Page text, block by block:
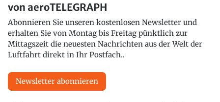
von aeroTELEGRAPH
Abonnieren Sie unseren kostenlosen Newsletter und
erhalten Sie von Montag bis Freitag pünktlich zur
Mittagszeit die neuesten Nachrichten aus der Welt der
Luftfahrt direkt in Ihr Postfach..
Newsletter abonnieren